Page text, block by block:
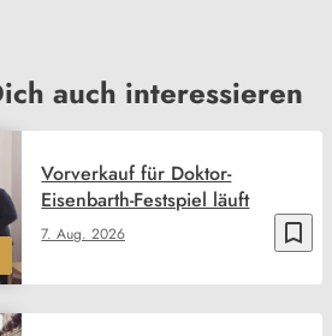
auch interessieren
bookmark_border
7. Aug. 2026
Vorverkauf für Doktor-
Eisenbarth-Festspiel läuft